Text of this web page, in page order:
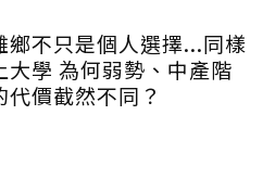
鄉不只是個人選擇...同樣
大學 為何弱勢、中產階
代價截然不同？